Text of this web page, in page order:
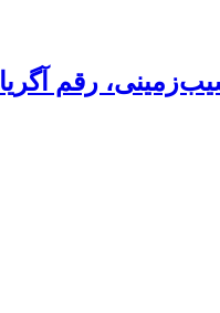
رقم آگریا